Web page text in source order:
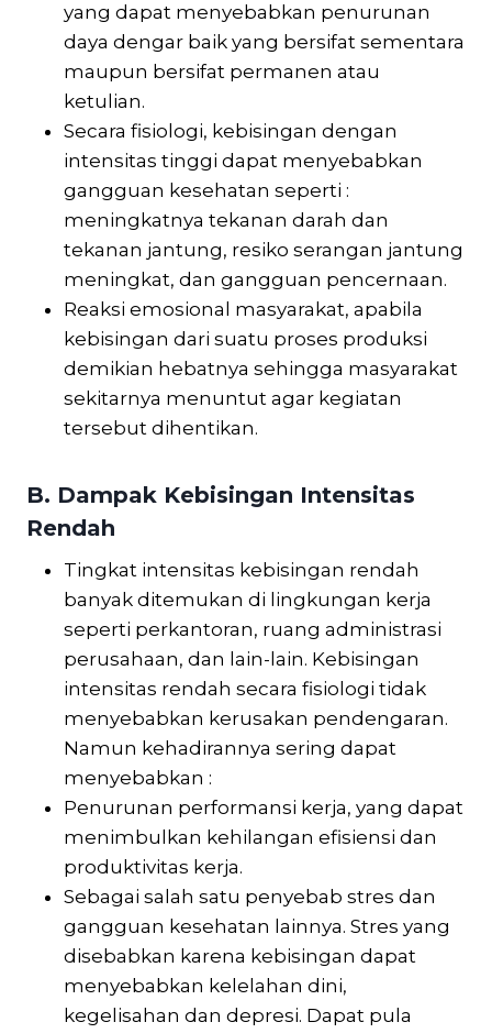
yang dapat menyebabkan penurunan
daya dengar baik yang bersifat sementara
maupun bersifat permanen atau
ketulian.
Secara fisiologi, kebisingan dengan
intensitas tinggi dapat menyebabkan
gangguan kesehatan seperti :
meningkatnya tekanan darah dan
tekanan jantung, resiko serangan jantung
meningkat, dan gangguan pencernaan.
Reaksi emosional masyarakat, apabila
kebisingan dari suatu proses produksi
demikian hebatnya sehingga masyarakat
sekitarnya menuntut agar kegiatan
tersebut dihentikan.
B. Dampak Kebisingan Intensitas
Rendah
Tingkat intensitas kebisingan rendah
banyak ditemukan di lingkungan kerja
seperti perkantoran, ruang administrasi
perusahaan, dan lain-lain. Kebisingan
intensitas rendah secara fisiologi tidak
menyebabkan kerusakan pendengaran.
Namun kehadirannya sering dapat
menyebabkan :
Penurunan performansi kerja, yang dapat
menimbulkan kehilangan efisiensi dan
produktivitas kerja.
Sebagai salah satu penyebab stres dan
gangguan kesehatan lainnya. Stres yang
disebabkan karena kebisingan dapat
menyebabkan kelelahan dini,
kegelisahan dan depresi. Dapat pula